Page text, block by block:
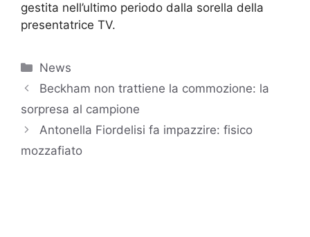
gestita nell’ultimo periodo dalla sorella della
presentatrice TV.
Categorie
News
Beckham non trattiene la commozione: la
sorpresa al campione
Antonella Fiordelisi fa impazzire: fisico
mozzafiato